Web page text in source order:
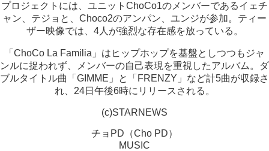
プロジェクトには、ユニットChoCo1のメンバーであるイェチ
ャン、テジョと、Choco2のアンパン、ユンジが参加。ティー
ザー映像では、4人が強烈な存在感を放っている。
「ChoCo La Familia」はヒップホップを基盤としつつもジャ
ンルに捉われず、メンバーの自己表現を重視したアルバム。ダ
ブルタイトル曲「GIMME」と「FRENZY」など計5曲が収録さ
れ、24日午後6時にリリースされる。
(c)STARNEWS
チョPD（Cho PD）
MUSIC